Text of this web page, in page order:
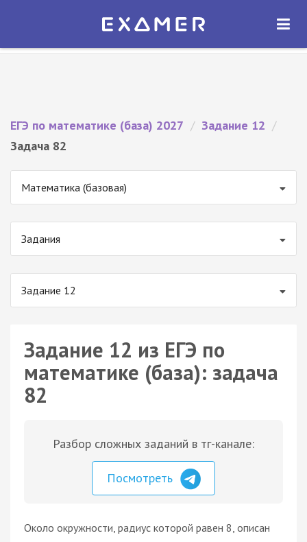
Экзамер — ЕГЭ 2027
ОТКРЫТЬ
ЕГЭ по математике (база) 2027 / Задание 12 /
Задача 82
Математика (базовая)
Задания
Задание 12
Задание 12 из ЕГЭ по
математике (база): задача
82
Разбор сложных заданий в тг-канале:
Посмотреть
Около окружности, радиус которой равен 8, описан